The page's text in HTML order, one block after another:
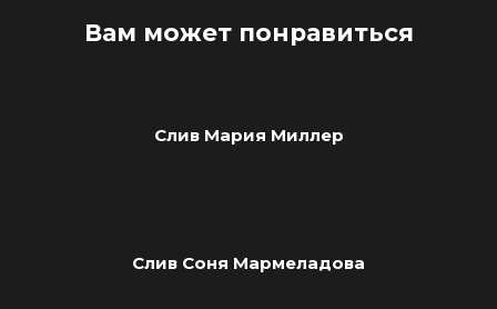
Вам может понравиться
Слив Мария Миллер
Слив Соня Мармеладова